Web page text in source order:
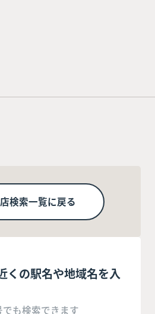
検索一覧に戻る
くの駅名や地域名を入
も検索できます